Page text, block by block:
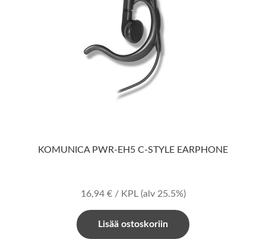
KOMUNICA PWR-EH5 C-STYLE EARPHONE
16,94 €/ KPL (alv 25.5%)
Lisää ostoskoriin